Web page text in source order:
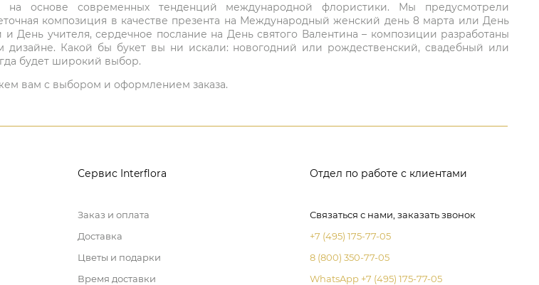
на основе современных тенденций международной флористики. Мы предусмотрели
композиция в качестве презента на Международный женский день 8 марта или День
учителя, сердечное послание на День святого Валентина – композиции разработаны
Какой бы букет вы ни искали: новогодний или рождественский, свадебный или
будет широкий выбор.
вам с выбором и оформлением заказа.
Сервис Interflora
Заказ и оплата
Доставка
Цветы и подарки
Время доставки
Отдел по работе с клиентами
Связаться с нами, заказать звонок
+7 (495) 175-77-05
8 (800) 350-77-05
WhatsApp +7 (495) 175-77-05